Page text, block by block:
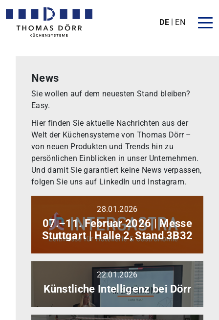
DE EN
News
Sie wollen auf dem neuesten Stand bleiben?
Easy.
Hier finden Sie aktuelle Nachrichten aus der
Welt der Küchensysteme von Thomas Dörr –
von neuen Produkten und Trends hin zu
persönlichen Einblicken in unser Unternehmen.
Und damit Sie garantiert keine News verpassen,
folgen Sie uns auf LinkedIn und Instagram.
28.01.2026
07.–11. Februar 2026 | Messe
Stuttgart | Halle 2, Stand 3B32
Weiterlesen
11.
Februar
2026
|
Messe
|
Halle
2,
22.01.2026
Künstliche Intelligenz bei Dörr
WeiterlesenKünstliche
Intelligenz
bei
Dörr